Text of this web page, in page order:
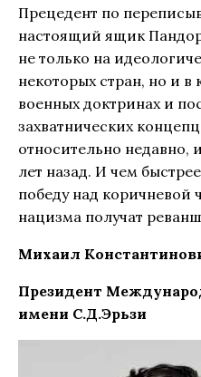
Прецедент по
настоящий ящик
не только на
некоторых стран, но и в
военных доктринах и
захватнических
относительно недавно,
лет назад. И чем
победу над коричневой
нацизма получат
Михаил
Президент
имени С.Д.Эрьзи